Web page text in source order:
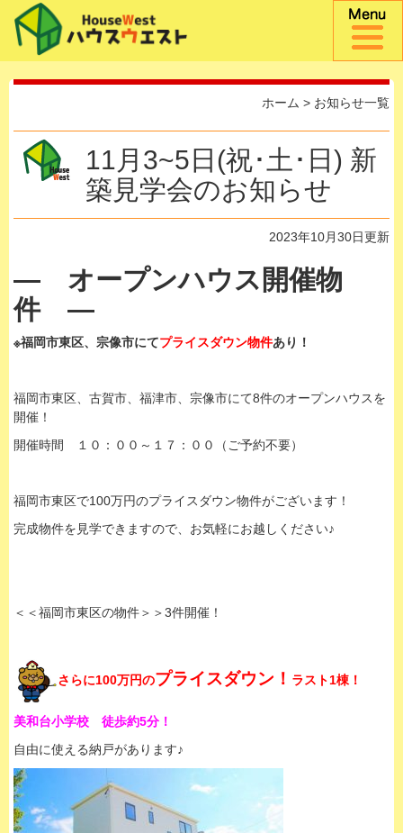
ホーム > お知らせ一覧
11月3~5日(祝･土･日) 新
築見学会のお知らせ
2023年10月30日更新
— オープンハウス開催物
件 —
※福岡市東区、宗像市にてプライスダウン物件あり！
福岡市東区、古賀市、福津市、宗像市にて8件のオープンハウスを
開催！
開催時間 １０：００～１７：００（ご予約不要）
福岡市東区で100万円のプライスダウン物件がございます！
完成物件を見学できますので、お気軽にお越しください♪
＜＜福岡市東区の物件＞＞3件開催！
さらに100万円のプライスダウン！ ラスト1棟！
美和台小学校 徒歩約5分！
自由に使える納戸があります♪